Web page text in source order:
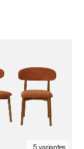
5 variantes